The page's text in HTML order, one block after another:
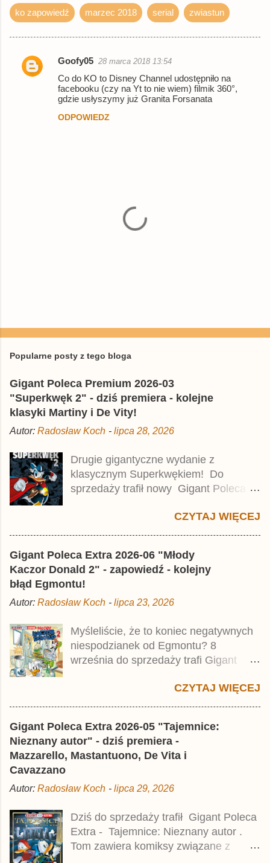
ko zapowiedź marzec 2018 serial zwiastun
K
Goofy05 28 marca 2018 13:54
Co do KO to Disney Channel udostępniło na
facebooku (czy na Yt to nie wiem) filmik 360°,
gdzie usłyszymy już Granita Forsanata
ODPOWIEDZ
e
i
j
o
m
e
t
a
r
z
Popularne posty z tego bloga
Gigant Poleca Premium 2026-03
"Superkwęk 2" - dziś premiera - kolejne
klasyki Martiny i De Vity!
Autor: Radosław Koch - lipca 28, 2026
Drugie gigantyczne wydanie z
klasycznym Superkwękiem! Do
sprzedaży trafił nowy Gigant Poleca
Jest to kolejny 624-stronicowy tom z
wynosi 49,99 zł i zamówicie go także z
rabatem na Egmont.pl . Za przekład
odpowiadał Jacek Drewnowski.
Publikacja jest przedrukiem drugiego
Taschenbuch Phantomias Collection ,
który trafił do sprzedaży pod koniec
2025 roku.
CZYTAJ WIĘCEJ
Gigant Poleca Extra 2026-06 "Młody
Kaczor Donald 2" - zapowiedź - kolejny
błąd Egmontu!
Autor: Radosław Koch - lipca 23, 2026
Myśleliście, że to koniec negatywnych
niespodzianek od Egmontu? 8
września do sprzedaży trafi Gigant
Jednak wbrew temu, na co wskazuje
młodego Kaczora Donalda i jego
przyjaciół, lecz prawdopodobnie znajdą
się tam opowieści z wydań 9-10 .
kosztowała 37,99 zł. W środku znajdą
Taschenbuch Young Comics, które
zostały wydane w Niemczech parę
miesięcy temu.
CZYTAJ WIĘCEJ
Gigant Poleca Extra 2026-05 "Tajemnice:
Nieznany autor" - dziś premiera -
Mazzarello, Mastantuono, De Vita i
Cavazzano
Autor: Radosław Koch - lipca 29, 2026
Dziś do sprzedaży trafił Gigant Poleca
Extra - Tajemnice: Nieznany autor .
Tom zawiera komiksy związane z